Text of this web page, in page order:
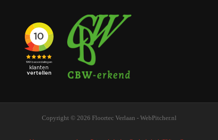
Copyright © 2026 Floortec Verlaan - WebPitcher.nl